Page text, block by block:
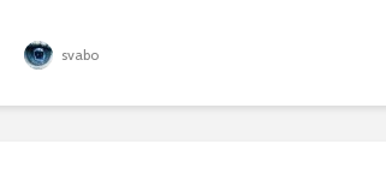
svabo